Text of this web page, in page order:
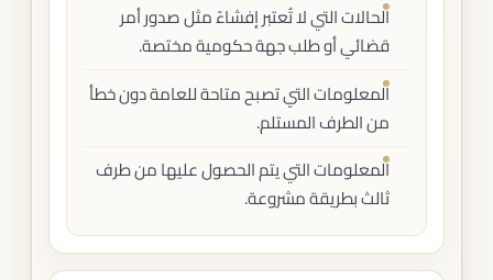
الحالات التي لا تُعتبر إفشاءً مثل صدور أمر
قضائي أو طلب جهة حكومية مختصة.
المعلومات التي تصبح متاحة للعامة دون خطأ
من الطرف المستلم.
المعلومات التي يتم الحصول عليها من طرف
ثالث بطريقة مشروعة.